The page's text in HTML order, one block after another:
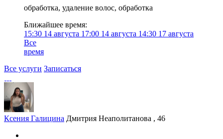
обработка, удаление волос, обработка
Ближайшее время:
15:30 14 августа 17:00 14 августа 14:30 17 августа
Все
время
Все услуги Записаться
Ксения Галицина Дмитрия Неаполитанова , 46